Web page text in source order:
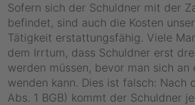
Sofern sich der Schuldner mit der
befindet, sind auch die Kosten
Tätigkeit erstattungsfähig. Viele
dem Irrtum, dass Schuldner erst
werden müssen, bevor man sich an
wenden kann. Dies ist falsch: Nach
Abs. 1 BGB) kommt der Schuldner